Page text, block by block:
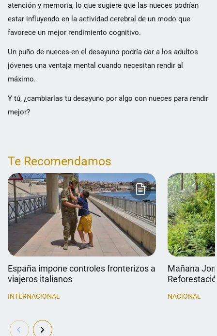
atención y memoria, lo que sugiere que las nueces podrían
estar influyendo en la actividad cerebral de un modo que
favorece un mejor rendimiento cognitivo.
Un puño de nueces en el desayuno podría dar a los adultos
jóvenes una ventaja mental cuando necesitan rendir al
máximo.
Y tú, ¿cambiarías tu desayuno por algo con nueces para rendir
mejor?
Te Recomendamos
España impone controles fronterizos a
viajeros italianos
INTERNACIONAL
Mañana
NACIONAL